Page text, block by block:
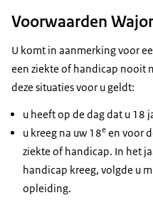
Voorwaarden
U komt in aanmerking voor
een ziekte of handicap nooit
deze situaties voor u geldt:
u heeft op de dag dat u 18
u kreeg na uw 18e en voor
ziekte of handicap. In het
handicap kreeg, volgde u
opleiding.